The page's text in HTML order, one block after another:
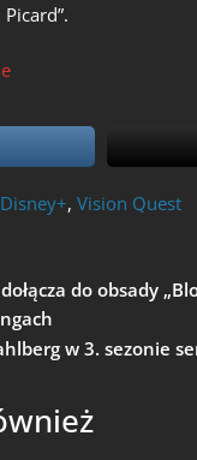
Disney+, Vision Quest
do obsady
w 3. sezonie